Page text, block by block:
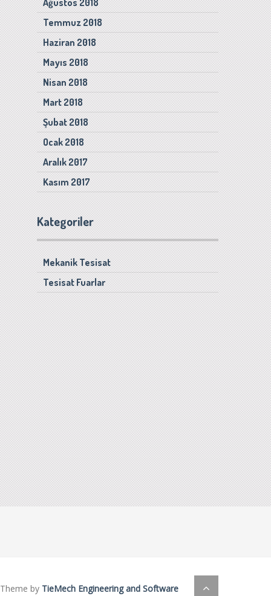
Ağustos 2018
Temmuz 2018
Haziran 2018
Mayıs 2018
Nisan 2018
Mart 2018
Şubat 2018
Ocak 2018
Aralık 2017
Kasım 2017
Kategoriler
Mekanik Tesisat
Tesisat Fuarlar
Theme by TieMech Engineering and Software